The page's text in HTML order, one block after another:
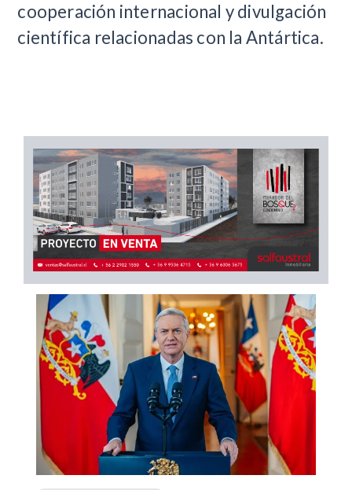
cooperación internacional y divulgación
científica relacionadas con la Antártica.